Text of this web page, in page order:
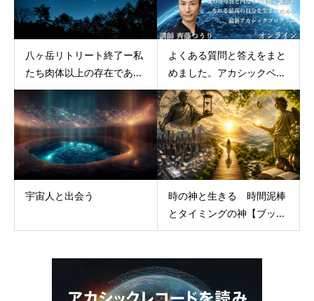
八ヶ岳リトリート終了ー私
たち肉体以上の存在であ...
よくある質問と答えをまと
めました。アカシックベ...
宇宙人と出会う
時の神と生きる 時間泥棒
とタイミングの神【ブッ...